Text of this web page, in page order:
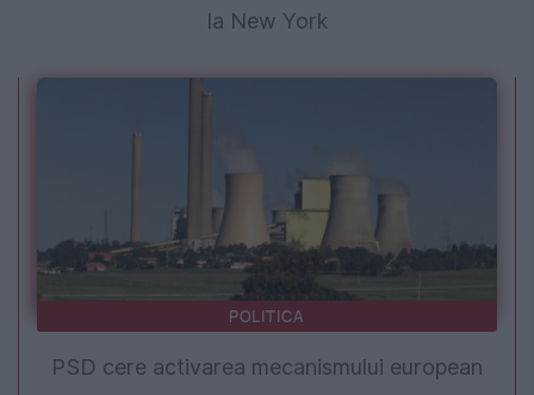
la New York
POLITICA
PSD cere activarea mecanismului european